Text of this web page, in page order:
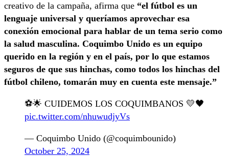
creativo de la campaña, afirma que “el fútbol es un
lenguaje universal y queríamos aprovechar esa
conexión emocional para hablar de un tema serio como
la salud masculina. Coquimbo Unido es un equipo
querido en la región y en el país, por lo que estamos
seguros de que sus hinchas, como todos los hinchas del
fútbol chileno, tomarán muy en cuenta este mensaje.”
⚽️🌟 CUIDEMOS LOS COQUIMBANOS 💛🖤
pic.twitter.com/nhuwudjyVs
— Coquimbo Unido (@coquimbounido)
October 25, 2024